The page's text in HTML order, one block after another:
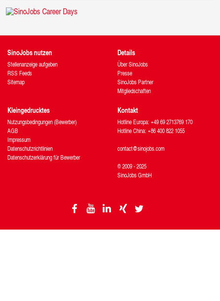
SinoJobs nutzen
Stellenanzeige aufgeben
RSS Feeds
Sitemap
Details
Über SinoJobs
Presse
SinoJobs Partner
Mitgliedschaften
Kleingedrucktes
Nutzungsbedingungen (Bewerber)
AGB
Impressum
Datenschutzrichtlinien
Datenschutzerklärung für Bewerber
Kontakt
Hotline Europa: +49 69 2713769 170
Hotline China: +86 400 822 1055
contact@sinojobs.com
© 2009 - 2025
SinoJobs GmbH